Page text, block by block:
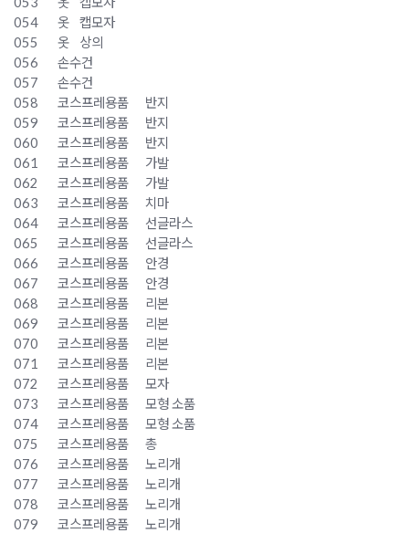
054
옷
캡모자
055
옷
상의
056
손수건
057
손수건
058
코스프레용품
반지
059
코스프레용품
반지
060
코스프레용품
반지
061
코스프레용품
가발
062
코스프레용품
가발
063
코스프레용품
치마
064
코스프레용품
선글라스
065
코스프레용품
선글라스
066
코스프레용품
안경
067
코스프레용품
안경
068
코스프레용품
리본
069
코스프레용품
리본
070
코스프레용품
리본
071
코스프레용품
리본
072
코스프레용품
모자
073
코스프레용품
모형 소품
074
코스프레용품
모형 소품
075
코스프레용품
총
076
코스프레용품
노리개
077
코스프레용품
노리개
078
코스프레용품
노리개
079
코스프레용품
노리개